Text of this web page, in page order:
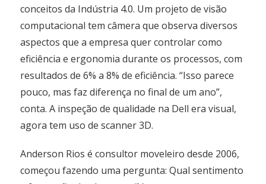
conceitos da Indústria 4.0. Um projeto de visão
computacional tem câmera que observa diversos
aspectos que a empresa quer controlar como
eficiência e ergonomia durante os processos, com
resultados de 6% a 8% de eficiência. “Isso parece
pouco, mas faz diferença no final de um ano”,
conta. A inspeção de qualidade na Dell era visual,
agora tem uso de scanner 3D.
Anderson Rios é consultor moveleiro desde 2006,
começou fazendo uma pergunta: Qual sentimento